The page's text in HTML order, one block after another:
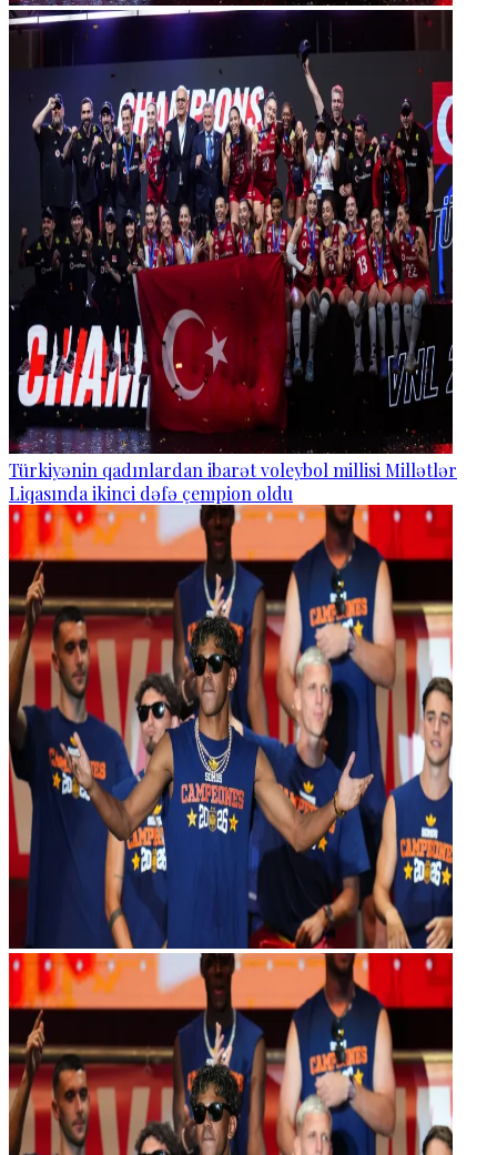
Türkiyənin qadınlardan ibarət voleybol millisi Millətlər
Liqasında ikinci dəfə çempion oldu